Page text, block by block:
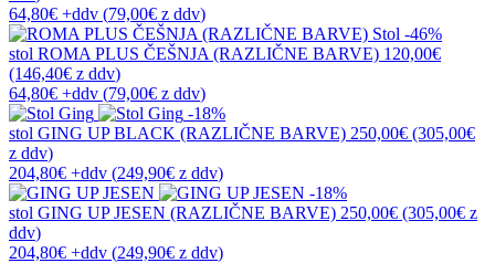
64,80€ +ddv (79,00€ z ddv)
-46%
stol ROMA PLUS ČEŠNJA (RAZLIČNE BARVE) 120,00€
(146,40€ z ddv)
64,80€ +ddv (79,00€ z ddv)
-18%
stol GING UP BLACK (RAZLIČNE BARVE) 250,00€ (305,00€
z ddv)
204,80€ +ddv (249,90€ z ddv)
-18%
stol GING UP JESEN (RAZLIČNE BARVE) 250,00€ (305,00€ z
ddv)
204,80€ +ddv (249,90€ z ddv)